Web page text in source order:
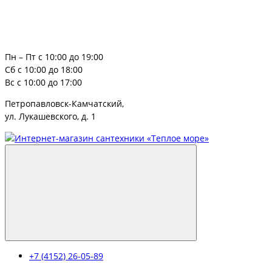
Пн – Пт с 10:00 до 19:00
Сб с 10:00 до 18:00
Вс с 10:00 до 17:00
Петропавловск-Камчатский,
ул. Лукашевского, д. 1
+7 (4152) 26-05-89